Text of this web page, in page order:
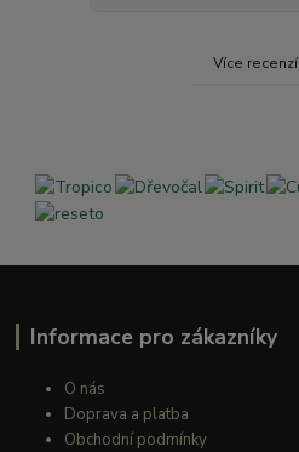
Více recenzí
Informace pro zákazníky
O nás
Doprava a platba
Obchodní podmínky